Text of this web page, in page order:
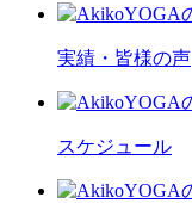
実績・皆様の声
スケジュール